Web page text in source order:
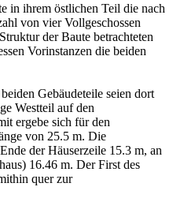
in ihrem östlichen Teil die nach
von vier Vollgeschossen
der Baute betrachteten
Vorinstanzen die beiden
Gebäudeteile seien dort
Westteil auf den
ergebe sich für den
von 25.5 m. Die
der Häuserzeile 15.3 m, an
16.46 m. Der First des
quer zur